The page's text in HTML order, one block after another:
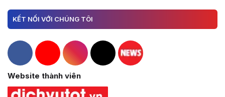
KẾT NỐI VỚI CHÚNG TÔI
Hacom Facebook
Hacom YouTube
Hacom Instagram
Hacom TikTok
Website thành viên